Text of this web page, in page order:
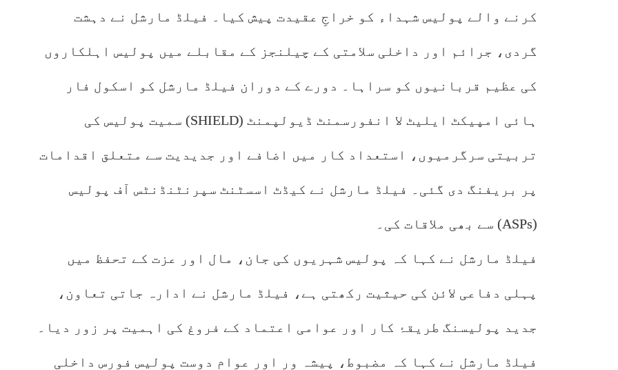
کرنے والے پولیس شہداء کو خراجِ عقیدت پیش کیا۔ فیلڈ مارشل نے دہشت
گردی، جرائم اور داخلی سلامتی کے چیلنجز کے مقابلے میں پولیس اہلکاروں
کی عظیم قربانیوں کو سراہا۔ دورے کے دوران فیلڈ مارشل کو اسکول فار
ہائی امپیکٹ ایلیٹ لا انفورسمنٹ ڈیولپمنٹ (SHIELD) سمیت پولیس کی
تربیتی سرگرمیوں، استعداد کار میں اضافے اور جدیدیت سے متعلق اقدامات
پر بریفنگ دی گئی۔ فیلڈ مارشل نے کیڈٹ اسسٹنٹ سپرنٹنڈنٹس آف پولیس
(ASPs) سے بھی ملاقات کی۔
فیلڈ مارشل نے کہا کہ پولیس شہریوں کی جان، مال اور عزت کے تحفظ میں
پہلی دفاعی لائن کی حیثیت رکھتی ہے، فیلڈ مارشل نے ادارہ جاتی تعاون،
جدید پولیسنگ طریقۂ کار اور عوامی اعتماد کے فروغ کی اہمیت پر زور دیا۔
فیلڈ مارشل نے کہا کہ مضبوط، پیشہ ور اور عوام دوست پولیس فورس داخلی